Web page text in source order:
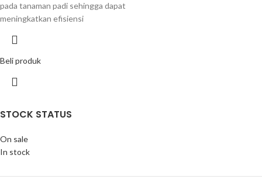
STOCK STATUS
On sale
In stock
pada tanaman padi sehingga dapat
meningkatkan efisiensi
Beli produk